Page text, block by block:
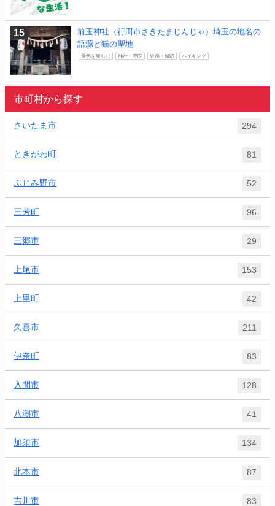
前玉神社（行田市さきたまじんじゃ）埼玉の地名の
語源と猫の聖地
景色を楽しむ 神社・寺院 史跡・城跡 ハイキング
市町村から探す
さいたま市 294
ときがわ町 81
ふじみ野市 52
三芳町 96
三郷市 29
上尾市 153
上里町 42
久喜市 211
伊奈町 83
入間市 128
八潮市 41
加須市 134
北本市 87
吉川市 83